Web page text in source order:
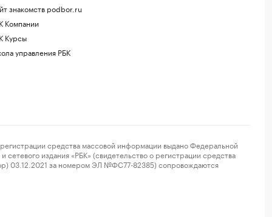
знакомств podbor.ru
Компании
Курсы
управления РБК
средства массовой информации выдано Федеральной
издания «РБК» (свидетельство о регистрации средства
03.12.2021 за номером ЭЛ №ФС77-82385) сопровождаются